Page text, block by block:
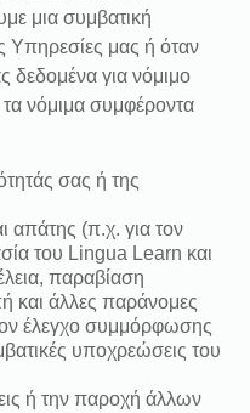
μια συμβατική
Υπηρεσίες μας ή όταν
δεδομένα για νόμιμο
νόμιμα συμφέροντα
σας ή της
απάτης (π.χ. για τον
του Lingua Learn και
παραβίαση
και άλλες παράνομες
έλεγχο συμμόρφωσης
υποχρεώσεις του
ή την παροχή άλλων